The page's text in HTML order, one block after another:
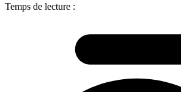
Temps de lecture :